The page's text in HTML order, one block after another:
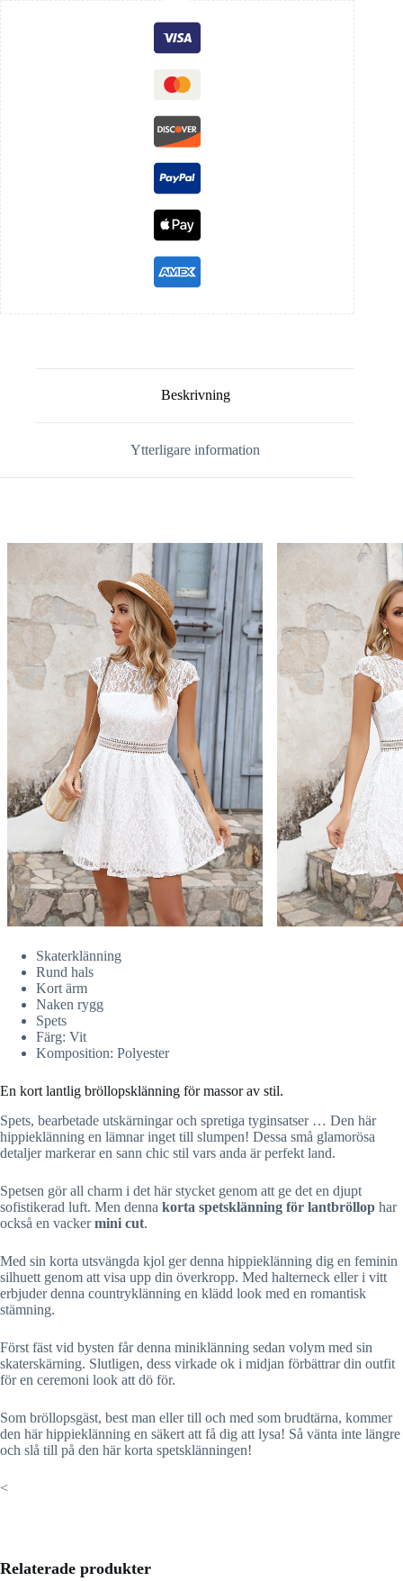
Beskrivning
Ytterligare information
Skaterklänning
Rund hals
Kort ärm
Naken rygg
Spets
Färg: Vit
Komposition: Polyester
En kort lantlig bröllopsklänning för massor av stil.
Spets, bearbetade utskärningar och spretiga tyginsatser … Den här
hippieklänning en lämnar inget till slumpen! Dessa små glamorösa
detaljer markerar en sann chic stil vars anda är perfekt land.
Spetsen gör all charm i det här stycket genom att ge det en djupt
sofistikerad luft. Men denna korta spetsklänning för lantbröllop har
också en vackermini cut.
Med sin korta utsvängda kjol ger denna hippieklänning dig en feminin
silhuett genom att visa upp din överkropp. Med halterneck eller i vitt
erbjuder denna countryklänning en klädd look med en romantisk
stämning.
Först fäst vid bysten får denna miniklänning sedan volym med sin
skaterskärning. Slutligen, dess virkade ok i midjan förbättrar din outfit
för en ceremoni look att dö för.
Som bröllopsgäst, best man eller till och med som brudtärna, kommer
den här hippieklänning en säkert att få dig att lysa! Så vänta inte längre
och slå till på den här korta spetsklänningen!
<
Relaterade produkter